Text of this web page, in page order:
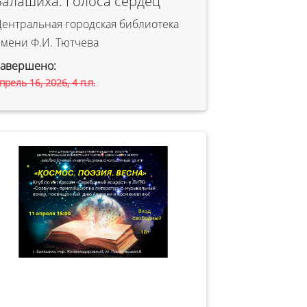
городская библиотека
Ф.И. Тютчева
16, 2026, 4 п.п.